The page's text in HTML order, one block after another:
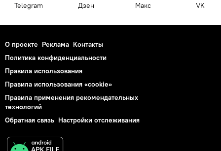
Telegram Дзен Макс VK
О проекте Реклама Контакты
Политика конфиденциальности
Правила использования
Правила использования «cookie»
Правила применения рекомендательных
технологий
Обратная связь Настройки отслеживания